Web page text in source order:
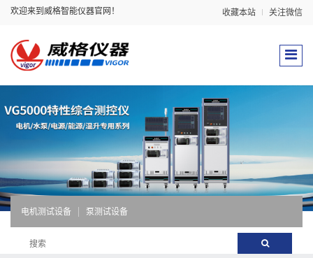
欢迎来到威格智能仪器官网！ 收藏本站 关注微信
电机测试设备 泵测试设备